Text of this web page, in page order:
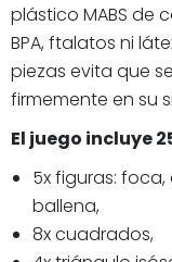
plástico MABS de
BPA, ftalatos ni
piezas evita que
firmemente en su
El juego incluye
5x figuras:
ballena,
8x cuadrados,